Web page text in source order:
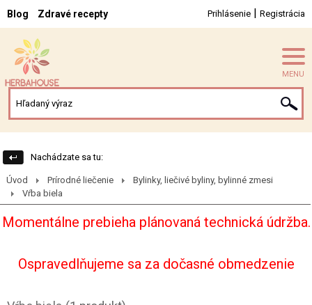
Blog Zdravé recepty Prihlásenie | Registrácia
MENU
Nachádzate sa tu:
Úvod Prírodné liečenie
Bylinky, liečivé byliny, bylinné zmesi
Vŕba biela
Momentálne prebieha plánovaná technická údržba.
Ospravedlňujeme sa za dočasné obmedzenie